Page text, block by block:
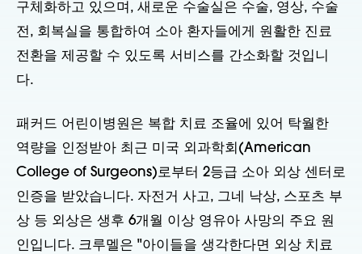
구체화하고 있으며, 새로운 수술실은 수술, 영상, 수술
전, 회복실을 통합하여 소아 환자들에게 원활한 진료
전환을 제공할 수 있도록 서비스를 간소화할 것입니
다.
패커드 어린이병원은 복합 치료 조율에 있어 탁월한
역량을 인정받아 최근 미국 외과학회(American
College of Surgeons)로부터 2등급 소아 외상 센터로
인증을 받았습니다. 자전거 사고, 그네 낙상, 스포츠 부
상 등 외상은 생후 6개월 이상 영유아 사망의 주요 원
인입니다. 크루멜은 "아이들을 생각한다면 외상 치료